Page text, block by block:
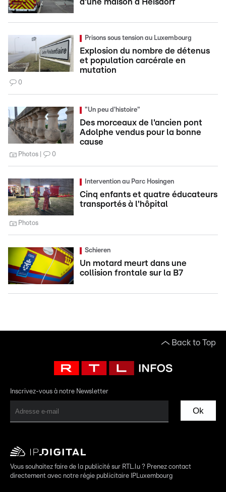
d'une maison à Heisdorf
Prisons sous tension au Luxembourg
Explosion du nombre de détenus
et population carcérale en
mutation
0
"Un peu d'histoire"
Des morceaux de l'ancien pont
Adolphe vendus pour la bonne
cause
Photos 0
Intervention au Parc Hosingen
Cinq enfants et quatre éducateurs
transportés à l'hôpital
Photos
Schieren
Un motard meurt dans une
collision frontale sur la B7
Back to Top
Inscrivez-vous à notre Newsletter
Ok
Vous souhaitez faire de la publicité sur RTL.lu ? Prenez contact
directement avec notre régie publicitaire IPLuxembourg